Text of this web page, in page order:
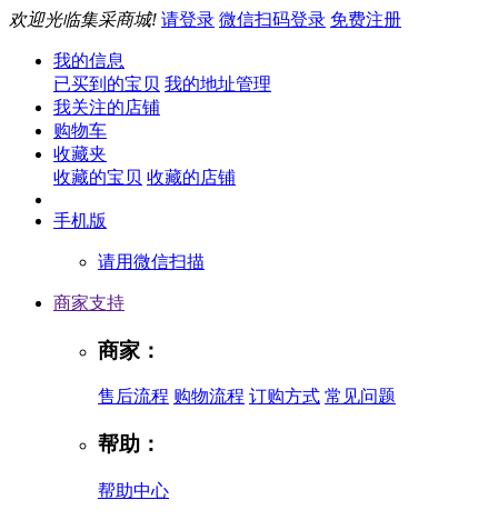
欢迎光临集采商城! 请登录 微信扫码登录 免费注册
我的信息
已买到的宝贝 我的地址管理
我关注的店铺
购物车
收藏夹
收藏的宝贝 收藏的店铺
手机版
请用微信扫描
商家支持
商家：
售后流程 购物流程 订购方式 常见问题
帮助：
帮助中心